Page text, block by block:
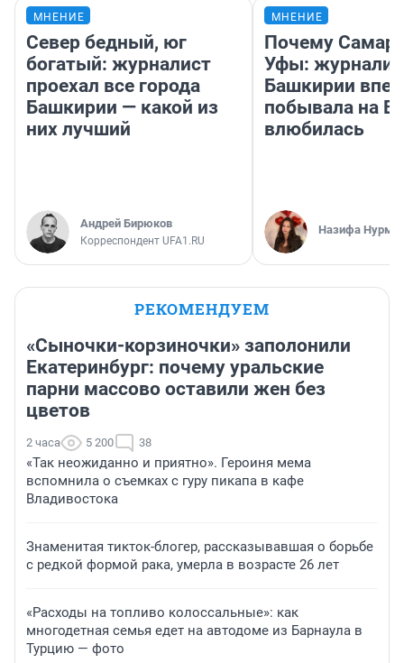
МНЕНИЕ
Север бедный, юг
богатый: журналист
проехал все города
Башкирии — какой из
них лучший
Андрей Бирюков
Корреспондент UFA1.RU
МНЕНИЕ
Почему
Уфы:
Башкирии
побывала на
влюбилась
Назифа
РЕКОМЕНДУЕМ
«Сыночки-корзиночки» заполонили
Екатеринбург: почему уральские
парни массово оставили жен без
цветов
2 часа 5 200 38
«Так неожиданно и приятно». Героиня мема
вспомнила о съемках с гуру пикапа в кафе
Владивостока
Знаменитая тикток-блогер, рассказывавшая о борьбе
с редкой формой рака, умерла в возрасте 26 лет
«Расходы на топливо колоссальные»: как
многодетная семья едет на автодоме из Барнаула в
Турцию — фото